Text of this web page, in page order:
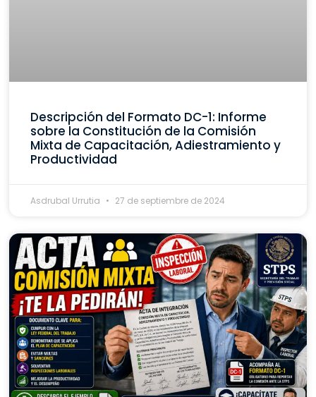
Descripción del Formato DC-1: Informe
sobre la Constitución de la Comisión
Mixta de Capacitación, Adiestramiento y
Productividad
Asdrubal Urrutia 27 de septiembre de 2024